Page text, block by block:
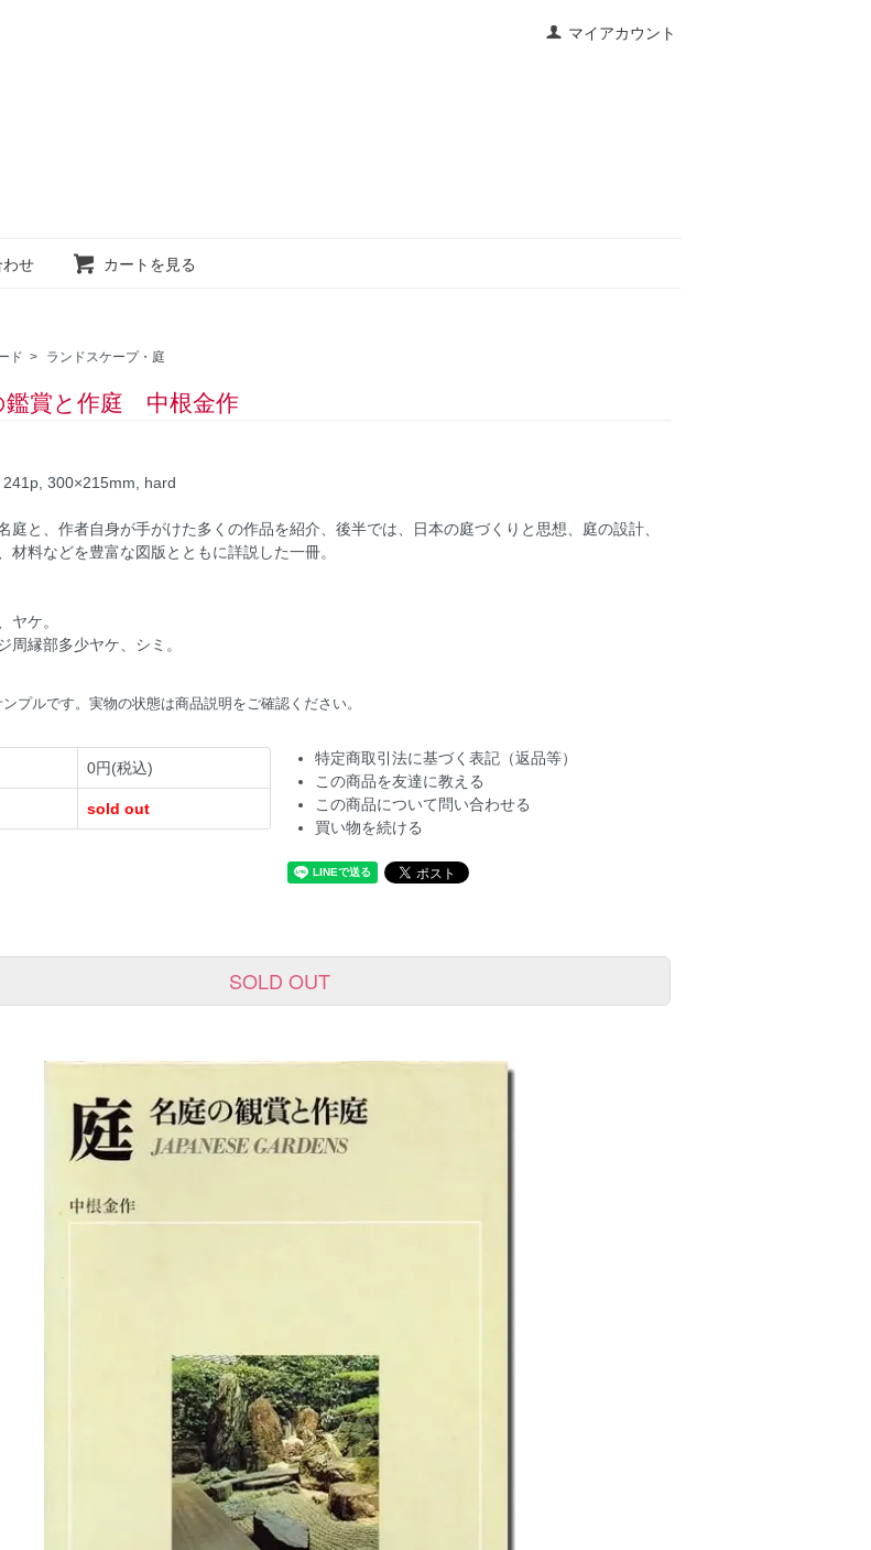
マイアカウント
わせ カートを見る
ド > ランドスケープ・庭
鑑賞と作庭 中根金作
300×215mm, hard
庭と、作者自身が手がけた多くの作品を紹介、後半では、日本の庭づくりと思想、庭の設計、
材料などを豊富な図版とともに詳説した一冊。
ヤケ。
周縁部多少ヤケ、シミ。
プルです。実物の状態は商品説明をご確認ください。
0円(税込)
sold out
特定商取引法に基づく表記（返品等）
この商品を友達に教える
この商品について問い合わせる
買い物を続ける
SOLD OUT